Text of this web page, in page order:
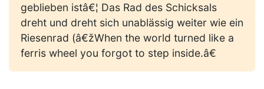
geblieben istâ€¦ Das Rad des Schicksals
dreht und dreht sich unablässig weiter wie ein
Riesenrad (â€žWhen the world turned like a
ferris wheel you forgot to step inside.â€